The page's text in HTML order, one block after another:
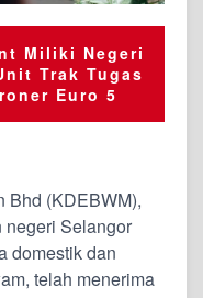
Miliki Negeri
Trak Tugas
Euro 5
Bhd (KDEBWM),
negeri Selangor
domestik dan
telah menerima